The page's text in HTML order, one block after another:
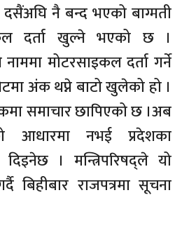
दसैंअघि नै बन्द भएको बाग्मती
दर्ता खुल्ने भएको छ ।
नाममा मोटरसाइकल दर्ता गर्ने
अंक थप्ने बाटो खुलेको हो ।
समाचार छापिएको छ ।अब
आधारमा नभई प्रदेशका
। मन्त्रिपरिषद्ले यो
बिहीबार राजपत्रमा सूचना